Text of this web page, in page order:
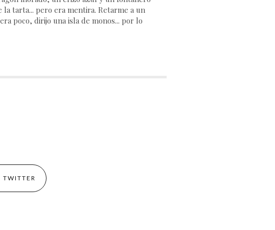
tarta... pero era mentira. Retarme a un
poco, dirijo una isla de monos... por lo
TWITTER